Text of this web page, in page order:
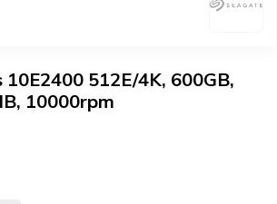
10E2400 512E/4K, 600GB,
10000rpm